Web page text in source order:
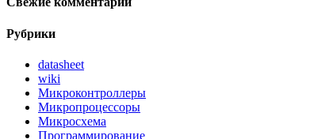
Рубрики
datasheet
wiki
Микроконтроллеры
Микропроцессоры
Микросхема
Программирование